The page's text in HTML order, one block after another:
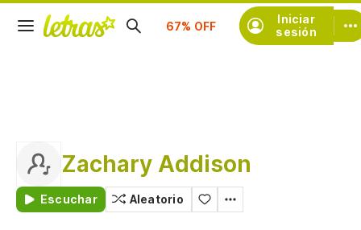
Iniciar
sesión
Suscríbete
Zachary Addison
Escuchar Aleatorio